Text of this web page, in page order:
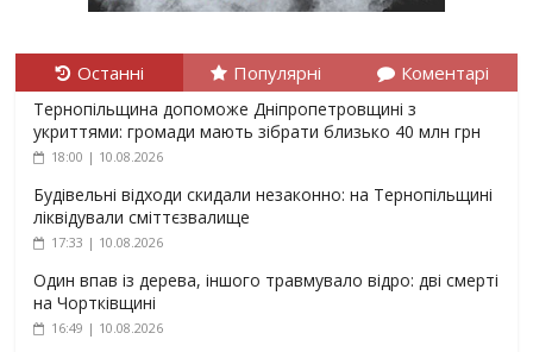
Останні Популярні Коментарі
Тернопільщина допоможе Дніпропетровщині з
укриттями: громади мають зібрати близько 40 млн грн
18:00 | 10.08.2026
Будівельні відходи скидали незаконно: на Тернопільщині
ліквідували сміттєзвалище
17:33 | 10.08.2026
Один впав із дерева, іншого травмувало відро: дві смерті
на Чортківщині
16:49 | 10.08.2026